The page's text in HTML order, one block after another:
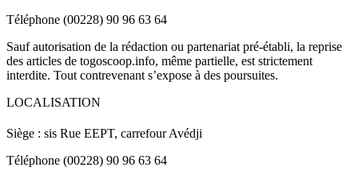
Téléphone (00228) 90 96 63 64
Sauf autorisation de la rédaction ou partenariat pré-établi, la reprise
des articles de togoscoop.info, même partielle, est strictement
interdite. Tout contrevenant s’expose à des poursuites.
LOCALISATION
Siège : sis Rue EEPT, carrefour Avédji
Téléphone (00228) 90 96 63 64